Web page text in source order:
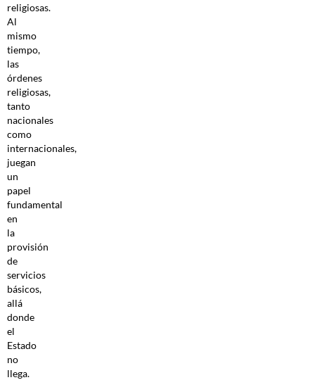
religiosas.
Al
mismo
tiempo,
las
órdenes
religiosas,
tanto
nacionales
como
internacionales,
juegan
un
papel
fundamental
en
la
provisión
de
servicios
básicos,
allá
donde
el
Estado
no
llega.